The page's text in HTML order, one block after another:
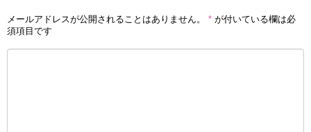
メールアドレスが公開されることはありません。 * が付いている欄は必
須項目です